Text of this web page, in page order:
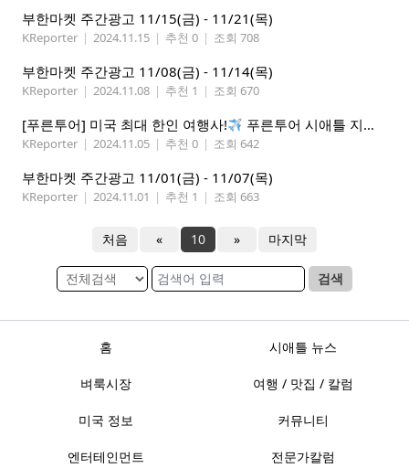
부한마켓 주간광고 11/15(금) - 11/21(목)
KReporter | 2024.11.15 | 추천 0 | 조회 708
부한마켓 주간광고 11/08(금) - 11/14(목)
KReporter | 2024.11.08 | 추천 1 | 조회 670
[푸른투어] 미국 최대 한인 여행사! 푸른투어 시애틀 지점 오픈특가, 최대 300불 할인!
KReporter | 2024.11.05 | 추천 0 | 조회 642
부한마켓 주간광고 11/01(금) - 11/07(목)
KReporter | 2024.11.01 | 추천 1 | 조회 663
처음 « 10 » 마지막
검색
홈 시애틀 뉴스
벼룩시장 여행 / 맛집 / 칼럼
미국 정보 커뮤니티
엔터테인먼트 전문가칼럼